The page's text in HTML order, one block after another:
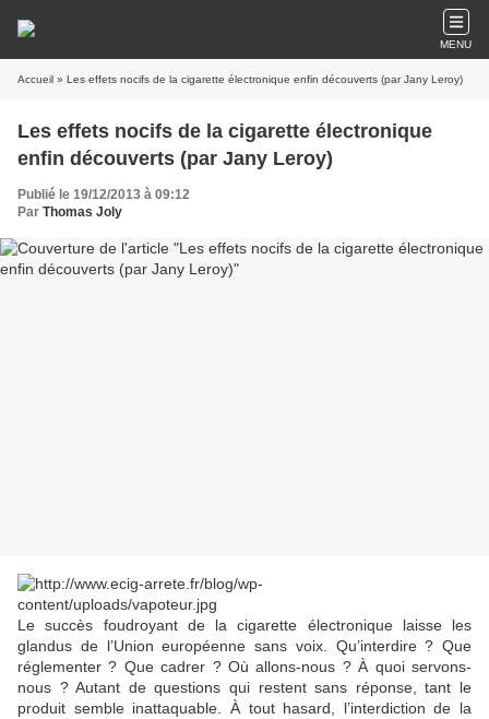
MENU
Accueil » Les effets nocifs de la cigarette électronique enfin découverts (par Jany Leroy)
Les effets nocifs de la cigarette électronique
enfin découverts (par Jany Leroy)
Publié le 19/12/2013 à 09:12
Par Thomas Joly
Le succès foudroyant de la cigarette électronique laisse les
glandus de l’Union européenne sans voix. Qu’interdire ? Que
réglementer ? Que cadrer ? Où allons-nous ? À quoi servons-
nous ? Autant de questions qui restent sans réponse, tant le
produit semble inattaquable. À tout hasard, l’interdiction de la